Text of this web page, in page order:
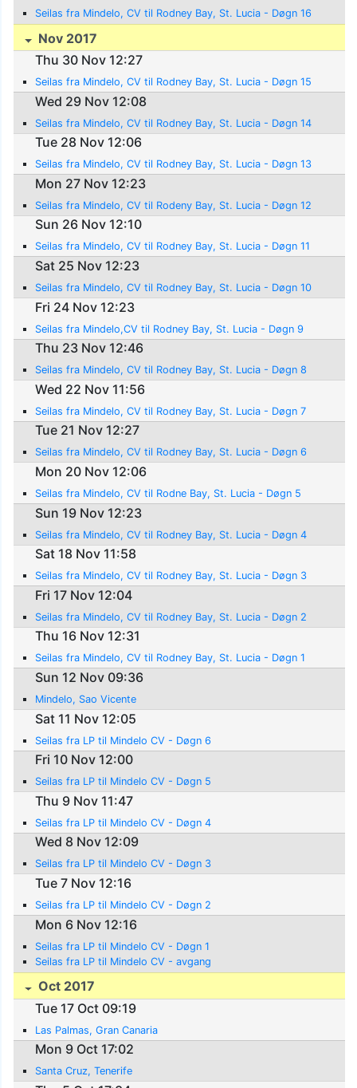
Seilas fra Mindelo, CV til Rodney Bay, St. Lucia - Døgn 16
Nov 2017
Thu 30 Nov 12:27
Seilas fra Mindelo, CV til Rodney Bay, St. Lucia - Døgn 15
Wed 29 Nov 12:08
Seilas fra Mindelo, CV til Rodney Bay, St. Lucia - Døgn 14
Tue 28 Nov 12:06
Seilas fra Mindelo, CV til Rodney Bay, St. Lucia - Døgn 13
Mon 27 Nov 12:23
Seilas fra Mindelo, CV til Rodeny Bay, St. Lucia - Døgn 12
Sun 26 Nov 12:10
Seilas fra Mindelo, CV til Rodney Bay, St. Lucia - Døgn 11
Sat 25 Nov 12:23
Seilas fra Mindelo, CV til Rodney Bay, St. Lucia - Døgn 10
Fri 24 Nov 12:23
Seilas fra Mindelo,CV til Rodney Bay, St. Lucia - Døgn 9
Thu 23 Nov 12:46
Seilas fra Mindelo, CV til Rodney Bay, St. Lucia - Døgn 8
Wed 22 Nov 11:56
Seilas fra Mindelo, CV til Rodney Bay, St. Lucia - Døgn 7
Tue 21 Nov 12:27
Seilas fra Mindelo, CV til Rodney Bay, St. Lucia - Døgn 6
Mon 20 Nov 12:06
Seilas fra Mindelo, CV til Rodne Bay, St. Lucia - Døgn 5
Sun 19 Nov 12:23
Seilas fra Mindelo, CV til Rodney Bay, St. Lucia - Døgn 4
Sat 18 Nov 11:58
Seilas fra Mindelo, CV til Rodney Bay, St. Lucia - Døgn 3
Fri 17 Nov 12:04
Seilas fra Mindelo, CV til Rodney Bay, St. Lucia - Døgn 2
Thu 16 Nov 12:31
Seilas fra Mindelo, CV til Rodney Bay, St. Lucia - Døgn 1
Sun 12 Nov 09:36
Mindelo, Sao Vicente
Sat 11 Nov 12:05
Seilas fra LP til Mindelo CV - Døgn 6
Fri 10 Nov 12:00
Seilas fra LP til Mindelo CV - Døgn 5
Thu 9 Nov 11:47
Seilas fra LP til Mindelo CV - Døgn 4
Wed 8 Nov 12:09
Seilas fra LP til Mindelo CV - Døgn 3
Tue 7 Nov 12:16
Seilas fra LP til Mindelo CV - Døgn 2
Mon 6 Nov 12:16
Seilas fra LP til Mindelo CV - Døgn 1
Seilas fra LP til Mindelo CV - avgang
Oct 2017
Tue 17 Oct 09:19
Las Palmas, Gran Canaria
Mon 9 Oct 17:02
Santa Cruz, Tenerife